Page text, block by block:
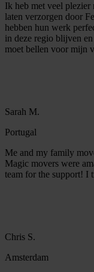
Ik heb met veel
laten verzorgen door
hebben hun werk
in deze regio blijven
moet bellen voor mijn
Sarah M.
Portugal
Me and my family
Magic movers were
team for the support! I
Chris S.
Amsterdam